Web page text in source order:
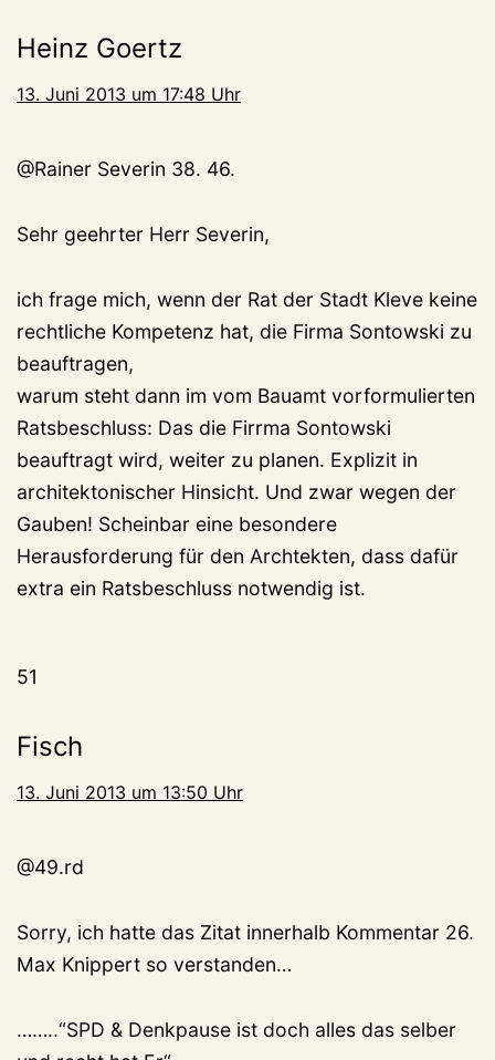
Heinz Goertz
13. Juni 2013 um 17:48 Uhr
@Rainer Severin 38. 46.
Sehr geehrter Herr Severin,
ich frage mich, wenn der Rat der Stadt Kleve keine
rechtliche Kompetenz hat, die Firma Sontowski zu
beauftragen,
warum steht dann im vom Bauamt vorformulierten
Ratsbeschluss: Das die Firrma Sontowski
beauftragt wird, weiter zu planen. Explizit in
architektonischer Hinsicht. Und zwar wegen der
Gauben! Scheinbar eine besondere
Herausforderung für den Archtekten, dass dafür
extra ein Ratsbeschluss notwendig ist.
51
Fisch
13. Juni 2013 um 13:50 Uhr
@49.rd
Sorry, ich hatte das Zitat innerhalb Kommentar 26.
Max Knippert so verstanden…
……..“SPD & Denkpause ist doch alles das selber